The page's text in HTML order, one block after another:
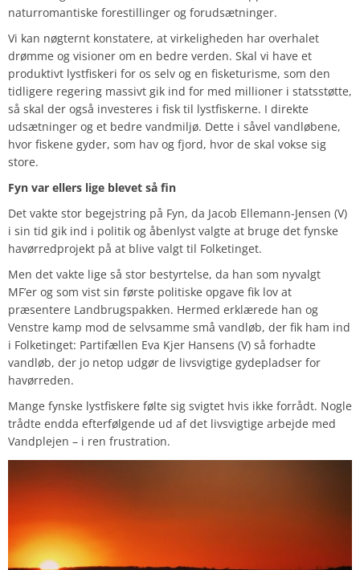
naturromantiske forestillinger og forudsætninger.
Vi kan nøgternt konstatere, at virkeligheden har overhalet
drømme og visioner om en bedre verden. Skal vi have et
produktivt lystfiskeri for os selv og en fisketurisme, som den
tidligere regering massivt gik ind for med millioner i statsstøtte,
så skal der også investeres i fisk til lystfiskerne. I direkte
udsætninger og et bedre vandmiljø. Dette i såvel vandløbene,
hvor fiskene gyder, som hav og fjord, hvor de skal vokse sig
store.
Fyn var ellers lige blevet så fin
Det vakte stor begejstring på Fyn, da Jacob Ellemann-Jensen (V)
i sin tid gik ind i politik og åbenlyst valgte at bruge det fynske
havørredprojekt på at blive valgt til Folketinget.
Men det vakte lige så stor bestyrtelse, da han som nyvalgt
MF’er og som vist sin første politiske opgave fik lov at
præsentere Landbrugspakken. Hermed erklærede han og
Venstre kamp mod de selvsamme små vandløb, der fik ham ind
i Folketinget: Partifællen Eva Kjer Hansens (V) så forhadte
vandløb, der jo netop udgør de livsvigtige gydepladser for
havørreden.
Mange fynske lystfiskere følte sig svigtet hvis ikke forrådt. Nogle
trådte endda efterfølgende ud af det livsvigtige arbejde med
Vandplejen – i ren frustration.